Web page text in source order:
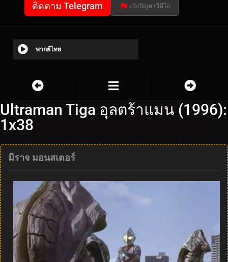
ติดตาม Telegram แจ้งปัญหาวีดีโอ
พากย์ไทย
Ultraman Tiga อุลตร้าแมน (1996):
1x38
มิราจ มอนสเตอร์